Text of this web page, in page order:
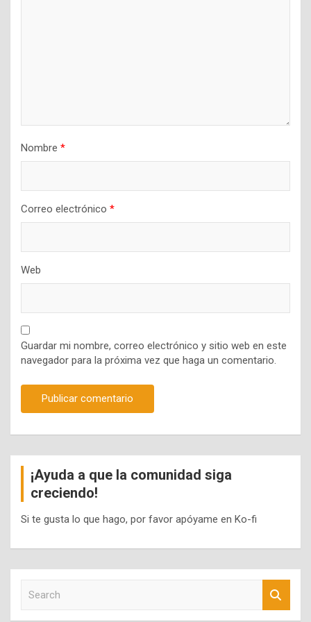
Nombre *
Correo electrónico *
Web
Guardar mi nombre, correo electrónico y sitio web en este
navegador para la próxima vez que haga un comentario.
¡Ayuda a que la comunidad siga
creciendo!
Si te gusta lo que hago, por favor apóyame en Ko-fi